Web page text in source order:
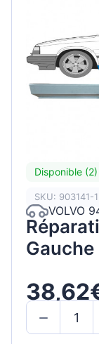
Disponible (2)
SKU: 903141-1
VOLVO
Gauche